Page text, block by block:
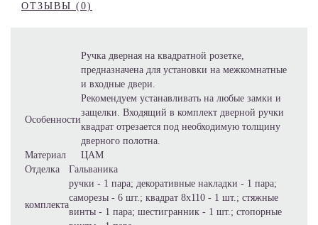
ОТЗЫВЫ (0)
Ручка дверная на квадратной розетке,
предназначена для установки на межкомнатные
и входные двери.
Особенности
Рекомендуем устанавливать на любые замки и
защелки. Входящий в комплект дверной ручки
квадрат отрезается под необходимую толщину
дверного полотна.
Материал
ЦАМ
Отделка
Гальваника
комплекта
ручки - 1 пара; декоративные накладки - 1 пара;
саморезы - 6 шт.; квадрат 8х110 - 1 шт.; стяжные
винты - 1 пара; шестигранник - 1 шт.; стопорные